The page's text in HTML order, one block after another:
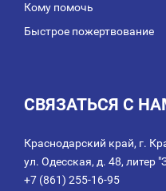
Кому помочь
Быстрое пожертвование
СВЯЗАТЬСЯ С
Краснодарский край, г.
ул. Одесская, д. 48, литер
+7 (861) 255-16-95